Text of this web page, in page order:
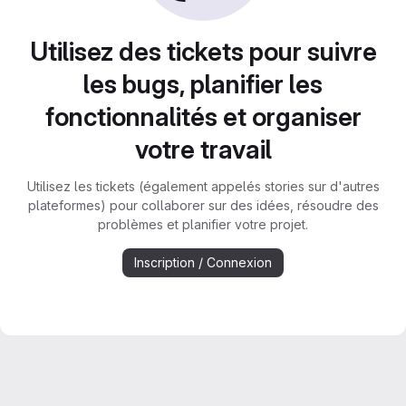
Utilisez des tickets pour suivre
les bugs, planifier les
fonctionnalités et organiser
votre travail
Utilisez les tickets (également appelés stories sur d'autres
plateformes) pour collaborer sur des idées, résoudre des
problèmes et planifier votre projet.
Inscription / Connexion